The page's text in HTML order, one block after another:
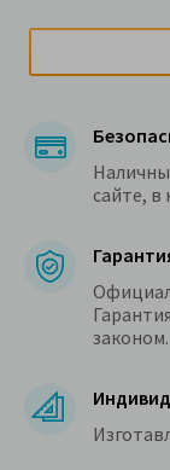
сайте, в